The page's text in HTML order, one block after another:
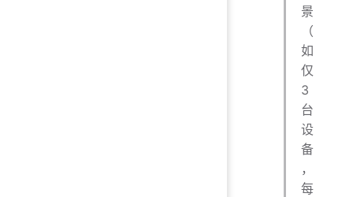
景
（
如
仅
3
台
设
备
，
每